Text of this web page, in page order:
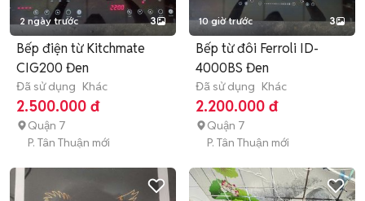
2 ngày trước 3
Bếp điện từ Kitchmate
CIG200 Đen
Đã sử dụng Khác
2.500.000 đ
Quận 7
P. Tân Thuận mới
10 giờ trước 3
Bếp từ đôi Ferroli ID-
4000BS Đen
Đã sử dụng Khác
2.200.000 đ
Quận 7
P. Tân Thuận mới